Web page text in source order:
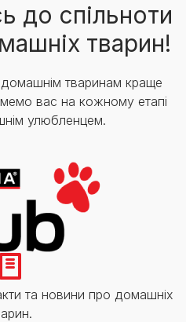
до спільноти
тварин!
тваринам краще
вас на кожному етапі
улюбленцем.
та новини про домашніх